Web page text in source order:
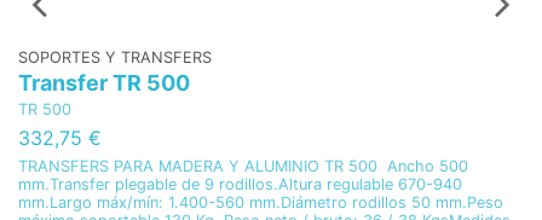
SOPORTES Y TRANSFERS
Transfer TR 500
TR 500
332,75 €
TRANSFERS PARA MADERA Y ALUMINIO TR 500 Ancho 500
mm.Transfer plegable de 9 rodillos.Altura regulable 670-940
mm.Largo máx/mín: 1.400-560 mm.Diámetro rodillos 50 mm.Peso